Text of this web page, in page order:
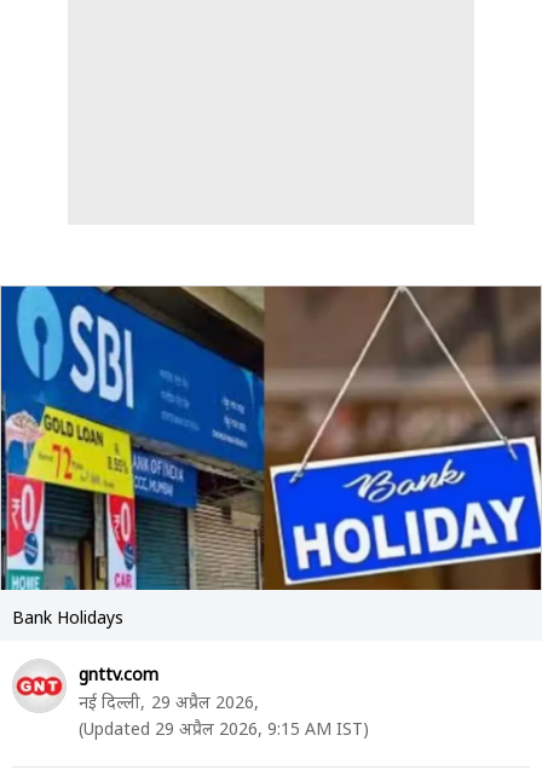
Bank Holidays
gnttv.com
नई दिल्ली, 29 अप्रैल 2026,
(Updated 29 अप्रैल 2026, 9:15 AM IST)